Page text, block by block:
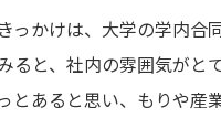
っかけは、大学の学内
ると、社内の雰囲気が
とあると思い、もりや産